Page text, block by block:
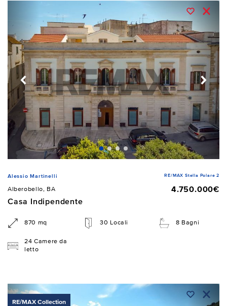
Alessio Martinelli RE/MAX Stella Polare 2
Alberobello, BA
4.750.000€
Casa Indipendente
870 mq 30 Locali 8 Bagni
24 Camere da
letto
RE/MAX Collection